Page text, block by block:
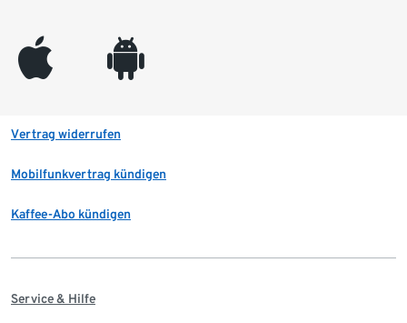
appleinc android
Vertrag widerrufen
Mobilfunkvertrag kündigen
Kaffee-Abo kündigen
Service & Hilfe